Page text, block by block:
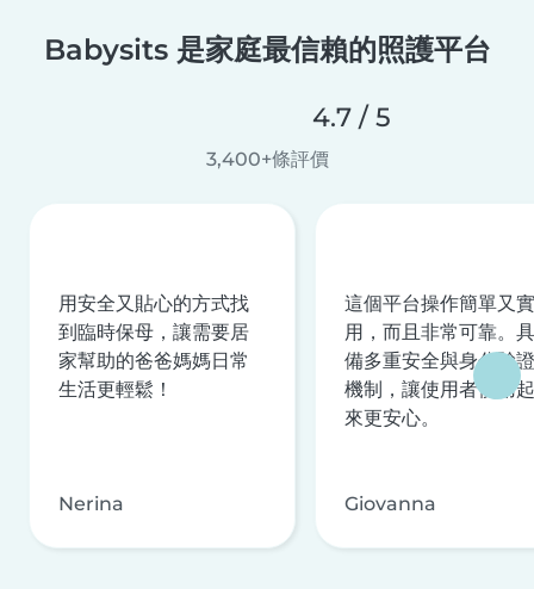
Babysits 是家庭最信賴的照護平台
4.7 / 5
3,400+條評價
用安全又貼心的方式找
到臨時保母，讓需要居
家幫助的爸爸媽媽日常
生活更輕鬆！
Nerina
這個平台操作簡單又實
用，而且非常可靠。具
備多重安全與身分驗證
機制，讓使用者使用起
來更安心。
Giovanna